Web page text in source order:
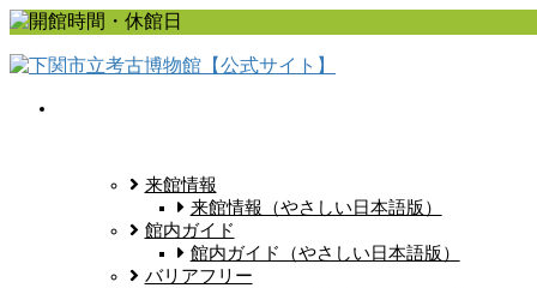
コ
テ
ナ
ゲ
来館情報
来館情報（やさしい日本語版）
館内ガイド
館内ガイド（やさしい日本語版）
バリアフリー